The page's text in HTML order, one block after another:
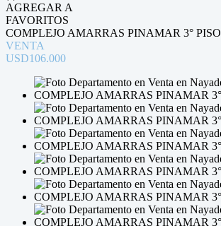
AGREGAR A
FAVORITOS
COMPLEJO AMARRAS PINAMAR 3° PISO
VENTA
USD106.000